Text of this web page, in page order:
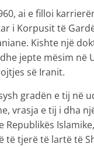
ai e filloi
i Korpusit të
Kishte një
jepte mësim në
së Iranit.
gradën e tij në
vrasja e tij i dha
Republikës
të tjerë të lartë të